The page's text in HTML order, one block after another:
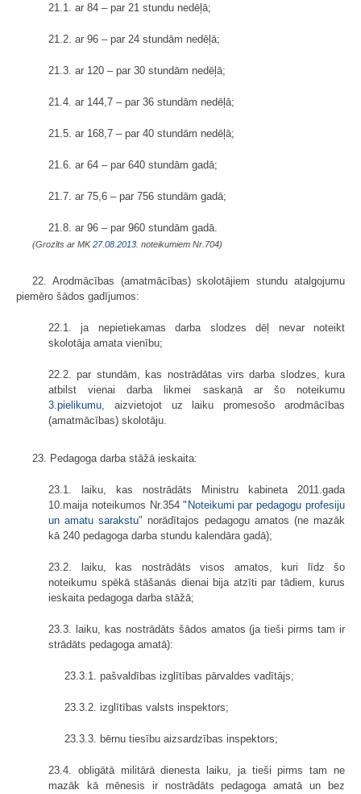
21.1. ar 84 – par 21 stundu nedēļā;
21.2. ar 96 – par 24 stundām nedēļā;
21.3. ar 120 – par 30 stundām nedēļā;
21.4. ar 144,7 – par 36 stundām nedēļā;
21.5. ar 168,7 – par 40 stundām nedēļā;
21.6. ar 64 – par 640 stundām gadā;
21.7. ar 75,6 – par 756 stundām gadā;
21.8. ar 96 – par 960 stundām gadā.
(Grozīts ar MK27.08.2013. noteikumiem Nr.704)
22. Arodmācības (amatmācības) skolotājiem stundu atalgojumu
piemēro šādos gadījumos:
22.1. ja nepietiekamas darba slodzes dēļ nevar noteikt
skolotāja amata vienību;
22.2. par stundām, kas nostrādātas virs darba slodzes, kura
atbilst vienai darba likmei saskaņā ar šo noteikumu
3.pielikumu, aizvietojot uz laiku promesošo arodmācības
(amatmācības) skolotāju.
23. Pedagoga darba stāžā ieskaita:
23.1. laiku, kas nostrādāts Ministru kabineta 2011.gada
10.maija noteikumos Nr.354 " Noteikumi par pedagogu profesiju
un amatu sarakstu" norādītajos pedagogu amatos (ne mazāk
kā 240 pedagoga darba stundu kalendāra gadā);
23.2. laiku, kas nostrādāts visos amatos, kuri līdz šo
noteikumu spēkā stāšanās dienai bija atzīti par tādiem, kurus
ieskaita pedagoga darba stāžā;
23.3. laiku, kas nostrādāts šādos amatos (ja tieši pirms tam ir
strādāts pedagoga amatā):
23.3.1. pašvaldības izglītības pārvaldes vadītājs;
23.3.2. izglītības valsts inspektors;
23.3.3. bērnu tiesību aizsardzības inspektors;
23.4. obligātā militārā dienesta laiku, ja tieši pirms tam ne
mazāk kā mēnesis ir nostrādāts pedagoga amatā un bez